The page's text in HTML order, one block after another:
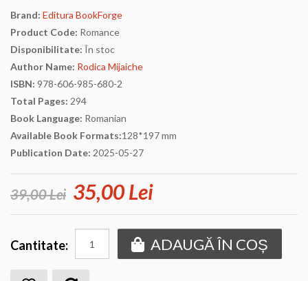
Brand: Editura BookForge
Product Code: Romance
Disponibilitate: În stoc
Author Name: Rodica Mijaiche
ISBN: 978-606-985-680-2
Total Pages: 294
Book Language: Romanian
Available Book Formats:128*197 mm
Publication Date: 2025-05-27
39,00 Lei 35,00 Lei
Cantitate: ADAUGĂ ÎN COȘ